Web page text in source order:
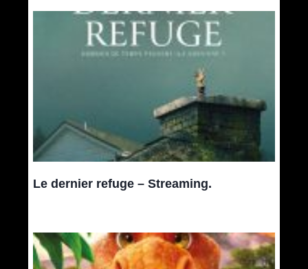
Le dernier refuge – Streaming.